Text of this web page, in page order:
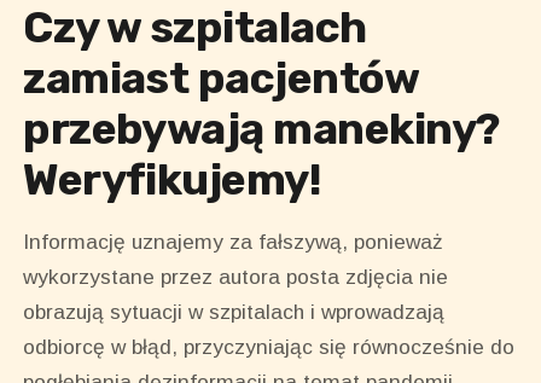
Czy w szpitalach
zamiast pacjentów
przebywają manekiny?
Weryfikujemy!
Informację uznajemy za fałszywą, ponieważ
wykorzystane przez autora posta zdjęcia nie
obrazują sytuacji w szpitalach i wprowadzają
odbiorcę w błąd, przyczyniając się równocześnie do